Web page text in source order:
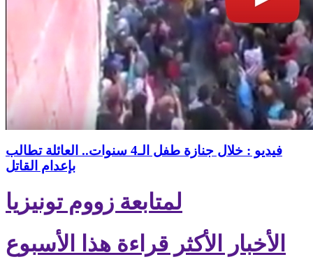
فيديو : خلال جنازة طفل الـ4 سنوات.. العائلة تطالب
بإعدام القاتل
لمتابعة زووم تونيزيا
الأخبار الأكثر قراءة هذا الأسبوع